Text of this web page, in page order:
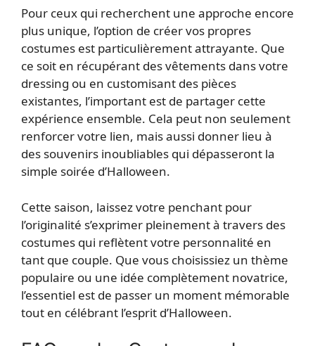
Pour ceux qui recherchent une approche encore
plus unique, l’option de créer vos propres
costumes est particulièrement attrayante. Que
ce soit en récupérant des vêtements dans votre
dressing ou en customisant des pièces
existantes, l’important est de partager cette
expérience ensemble. Cela peut non seulement
renforcer votre lien, mais aussi donner lieu à
des souvenirs inoubliables qui dépasseront la
simple soirée d’Halloween.
Cette saison, laissez votre penchant pour
l’originalité s’exprimer pleinement à travers des
costumes qui reflètent votre personnalité en
tant que couple. Que vous choisissiez un thème
populaire ou une idée complètement novatrice,
l’essentiel est de passer un moment mémorable
tout en célébrant l’esprit d’Halloween.